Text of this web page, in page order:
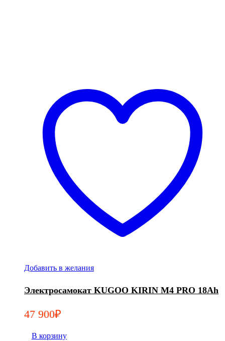
Добавить в желания
Электросамокат KUGOO KIRIN M4 PRO 18Ah
47 900₽
В корзину